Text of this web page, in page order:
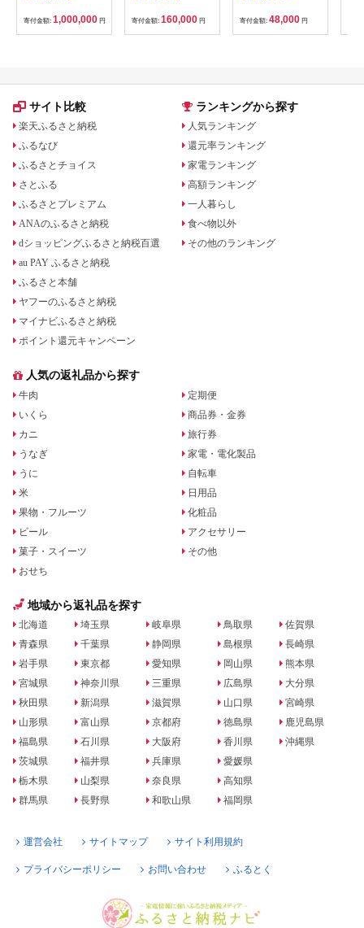
寄付金額: 1,000,000 円 寄付金額: 160,000 円 寄付金額: 48,000 円
サイト比較
楽天ふるさと納税
ふるなび
ふるさとチョイス
さとふる
ふるさとプレミアム
ANAのふるさと納税
dショッピングふるさと納税百選
au PAY ふるさと納税
ふるさと本舗
ヤフーのふるさと納税
マイナビふるさと納税
ポイント還元キャンペーン
ランキングから探す
人気ランキング
還元率ランキング
家電ランキング
高額ランキング
一人暮らし
食べ物以外
その他のランキング
人気の返礼品から探す
牛肉
いくら
カニ
うなぎ
うに
米
果物・フルーツ
ビール
菓子・スイーツ
おせち
定期便
商品券・金券
旅行券
家電・電化製品
自転車
日用品
化粧品
アクセサリー
その他
地域から返礼品を探す
北海道
青森県
岩手県
宮城県
秋田県
山形県
福島県
茨城県
栃木県
群馬県
埼玉県
千葉県
東京都
神奈川県
新潟県
富山県
石川県
福井県
山梨県
長野県
岐阜県
静岡県
愛知県
三重県
滋賀県
京都府
大阪府
兵庫県
奈良県
和歌山県
鳥取県
島根県
岡山県
広島県
山口県
徳島県
香川県
愛媛県
高知県
福岡県
佐賀県
長崎県
熊本県
大分県
宮崎県
鹿児島県
沖縄県
運営会社 サイトマップ サイト利用規約
プライバシーポリシー お問い合わせ ふるとく